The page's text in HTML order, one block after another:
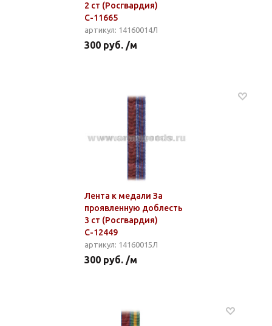
2 ст (Росгвардия)
С-11665
артикул: 14160014Л
300 руб. /м
Лента к медали За
проявленную доблесть
3 ст (Росгвардия)
С-12449
артикул: 14160015Л
300 руб. /м